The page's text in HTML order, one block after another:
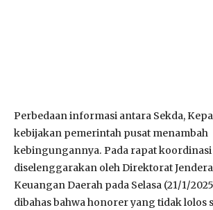
Perbedaan informasi antara Sekda,
kebijakan pemerintah pusat menambah
kebingungannya. Pada rapat
diselenggarakan oleh Direktorat
Keuangan Daerah pada Selasa (21/1/
dibahas bahwa honorer yang tidak lolos